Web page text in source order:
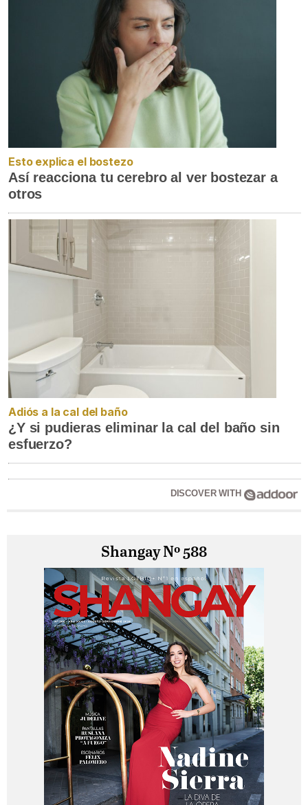
Esto explica el bostezo
Así reacciona tu cerebro al ver bostezar a
otros
Adiós a la cal del baño
¿Y si pudieras eliminar la cal del baño sin
esfuerzo?
DISCOVER WITH
Shangay Nº 588